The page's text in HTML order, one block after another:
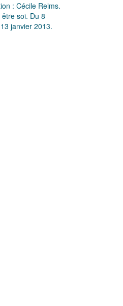
: Cécile Reims.
être soi. Du 8
janvier 2013.